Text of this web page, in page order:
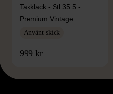
Taxklack - Stl 35.5 -
Premium Vintage
Använt skick
999 kr